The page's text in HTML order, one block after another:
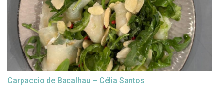
Carpaccio de Bacalhau – Célia Santos